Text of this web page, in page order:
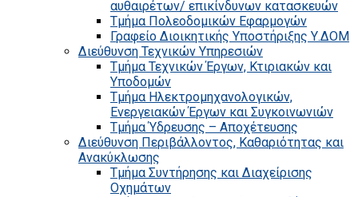
αυθαιρέτων/ επικίνδυνων κατασκευών
Τμήμα Πολεοδομικών Εφαρμογών
Γραφείο Διοικητικής Υποστήριξης Υ.ΔΟΜ
Διεύθυνση Τεχνικών Υπηρεσιών
Τμήμα Τεχνικών Έργων, Κτιριακών και
Υποδομών
Τμήμα Ηλεκτρομηχανολογικών,
Ενεργειακών Έργων και Συγκοινωνιών
Τμήμα Ύδρευσης – Αποχέτευσης
Διεύθυνση Περιβάλλοντος, Καθαριότητας και
Ανακύκλωσης
Τμήμα Συντήρησης και Διαχείρισης
Οχημάτων